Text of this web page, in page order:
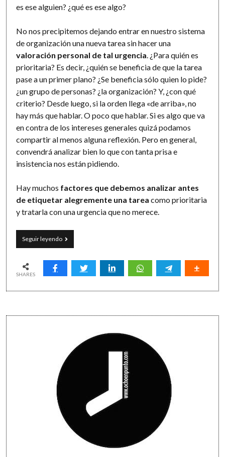
es ese alguien? ¿qué es ese algo?
No nos precipitemos dejando entrar en nuestro sistema
de organización una nueva tarea sin hacer una
valoración personal de tal urgencia . ¿Para quién es
prioritaria? Es decir, ¿quién se beneficia de que la tarea
pase a un primer plano? ¿Se beneficia sólo quien lo pide?
¿un grupo de personas? ¿la organización? Y, ¿con qué
criterio? Desde luego, si la orden llega «de arriba», no
hay más que hablar. O poco que hablar. Si es algo que va
en contra de los intereses generales quizá podamos
compartir al menos alguna reflexión. Pero en general,
convendrá analizar bien lo que con tanta prisa e
insistencia nos están pidiendo.
Hay muchos factores que debemos analizar antes
de etiquetar alegremente una tarea como prioritaria
y tratarla con una urgencia que no merece.
Seguir leyendoEstás
marcando
prioridades:
señales
SHARES
Sidebar